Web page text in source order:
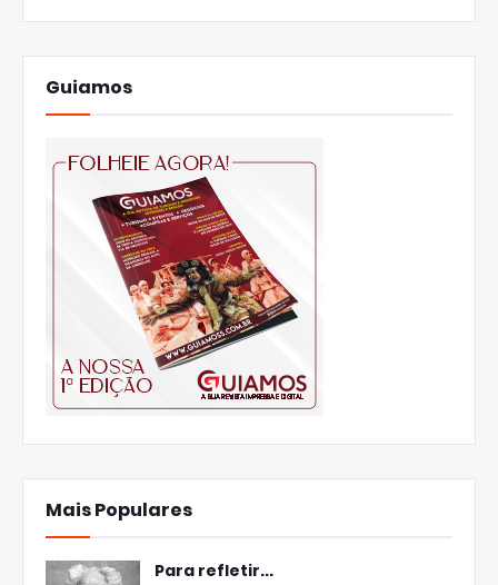
Guiamos
Mais Populares
Para refletir...